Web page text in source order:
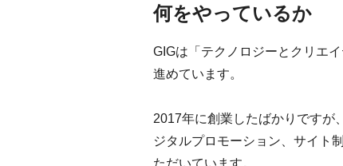
何をやっているか
GIGは「テクノロジーとクリエ
進めています。
2017年に創業したばかりですが
ジタルプロモーション、サイト
ただいています。